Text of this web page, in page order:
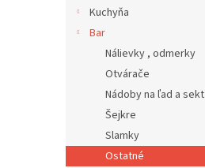
Kuchyňa
Bar
Nálievky , odmerky
Otvárače
Nádoby na ľad a sekt
Šejkre
Slamky
Ostatné